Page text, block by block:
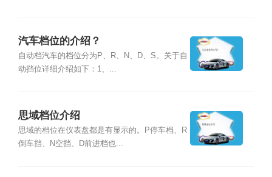
汽车档位的介绍？
自动档汽车的档位分为P、R、N、D、S。关于自
动挡位详细介绍如下：1、...
思域档位介绍
思域的档位在仪表盘都是有显示的。P停车档、R
倒车挡、N空挡、D前进档也...